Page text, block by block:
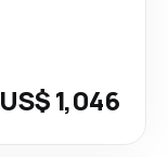
US$ 1,046